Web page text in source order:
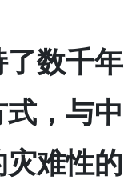
数千年
，与中
难性的